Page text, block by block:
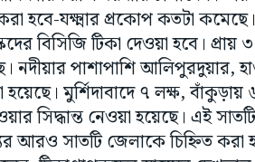
হবে-যক্ষ্মার প্রকোপ কতটা কমেছে।
বিসিজি টিকা দেওয়া হবে।
পাশাপাশি আলিপুরদুয়ার,
মুর্শিদাবাদে ৭ লক্ষ,
নেওয়া হয়েছে। এই সাতটি
আরও সাতটি জেলাকে চিহ্নিত করা